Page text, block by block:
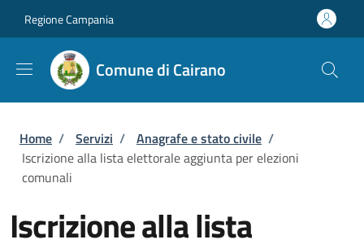
Regione Campania
Comune di Cairano
Briciole di pane
Home / Servizi / Anagrafe e stato civile /
Iscrizione alla lista elettorale aggiunta per elezioni
comunali
Iscrizione alla lista